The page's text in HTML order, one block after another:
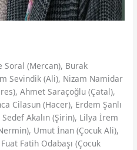
Soral (Mercan), Burak
Sevindik (Ali), Nizam Namidar
Ahmet Saraçoğlu (Çatal),
Cilasun (Hacer), Erdem Şanlı
Sedef Akalın (Şirin), Lilya İrem
Umut İnan (Çocuk Ali),
Fatih Odabaşı (Çocuk